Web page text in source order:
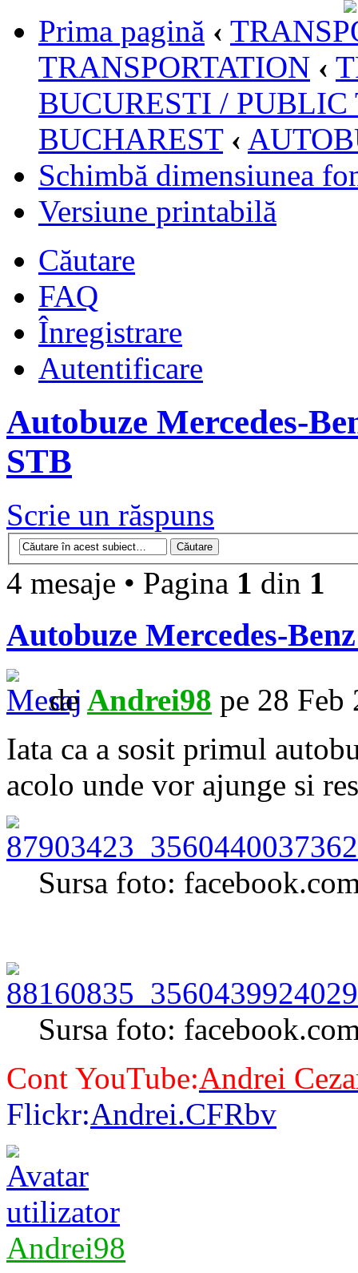
Prima pagină ‹
TRANSPORTATION ‹
BUCURESTI /
BUCHAREST ‹
Schimbă dimensiunea
Versiune printabilă
Căutare
FAQ
Înregistrare
Autentificare
Autobuze Mercedes-
STB
Scrie un răspuns
4 mesaje • Pagina 1 din 1
Autobuze Mercedes-
de Andrei98 pe 28 Feb
Iata ca a sosit primul
acolo unde vor ajunge si
Sursa foto:
Sursa foto:
Cont YouTube:Andrei
Flickr:Andrei.CFRbv
Andrei98